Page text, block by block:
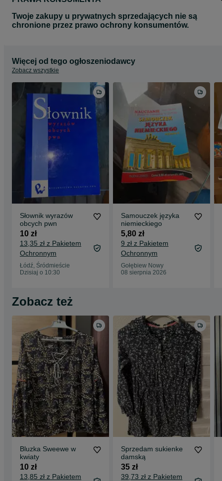
Twoje zakupy u prywatnych sprzedających nie są
chronione przez prawo ochrony konsumentów.
Więcej od tego ogłoszeniodawcy
Zobacz wszystkie
Słownik wyrazów
obcych pwn
10 zł
13,35 zł z Pakietem
Ochronnym
Łódź, Śródmieście
Dzisiaj o 10:30
Samouczek języka
niemieckiego
5,80 zł
9 zł z Pakietem
Ochronnym
Gołębiew Nowy
08 sierpnia 2026
Zobacz też
Bluzka Sweewe w
kwiaty
10 zł
13,85 zł z Pakietem
Sprzedam sukienke
damską
35 zł
39,73 zł z Pakietem